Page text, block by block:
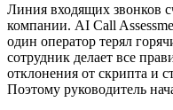
Линия входящих звонков
компании. AI Call
один оператор терял
сотрудник делает все
отклонения от скрипта и
Поэтому руководитель